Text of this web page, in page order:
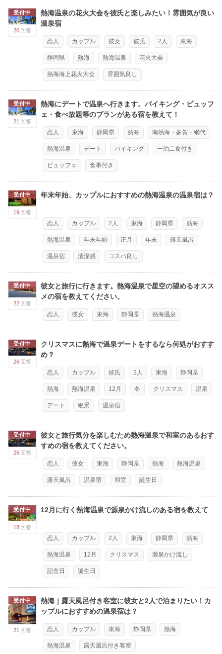
受付中
20 回答
熱海温泉の花火大会を彼氏と楽しみたい！雰囲気が良い
温泉宿
恋人 カップル 彼女 彼氏 2人 東海
静岡県 熱海 熱海温泉 花火大会
熱海海上花火大会 雰囲気良し
受付中
21 回答
熱海にデートで温泉へ行きます。バイキング・ビュッフ
ェ・食べ放題等のプランがある宿を教えて！
恋人 東海 静岡県 熱海 南熱海・多賀・網代
熱海温泉 デート バイキング 一泊二食付き
ビュッフェ 食事付き
受付中
19 回答
年末年始、カップルにおすすめの熱海温泉の温泉宿は？
恋人 カップル 2人 東海 静岡県 熱海
熱海温泉 年末年始 正月 年末 露天風呂
温泉宿 清潔感 コスパ良し
受付中
22 回答
彼女と旅行に行きます。熱海温泉で星空の望めるオスス
メの宿を教えてください。
恋人 彼女 東海 静岡県 熱海温泉
受付中
26 回答
クリスマスに熱海で温泉デートをするなら何処がおすす
め？
恋人 カップル 彼氏 2人 東海 静岡県
熱海 熱海温泉 12月 冬 クリスマス 温泉
デート 絶景 温泉宿
受付中
26 回答
彼女と旅行気分を楽しむため熱海温泉で和室のあるおす
すめの宿を教えてください。
恋人 彼女 東海 静岡県 熱海 熱海温泉
露天風呂 温泉宿 和室 誕生日
受付中
18 回答
12月に行く熱海温泉で源泉かけ流しのある宿を教えて
恋人 カップル 2人 東海 静岡県 熱海
熱海温泉 12月 クリスマス 源泉かけ流し
記念日 誕生日
受付中
21 回答
熱海｜露天風呂付き客室に彼女と2人で泊まりたい！カ
ップルにおすすめの温泉宿は？
恋人 カップル 東海 静岡県 熱海
熱海温泉 露天風呂付き客室